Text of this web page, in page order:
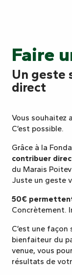
Faire
Un geste
direct
Vous souhaitez
C’est possible.
Grâce à la
contribuer
du Marais
Juste un geste
50€
Concrètement.
C’est une
bienfaiteur du
venue, vous
résultats de